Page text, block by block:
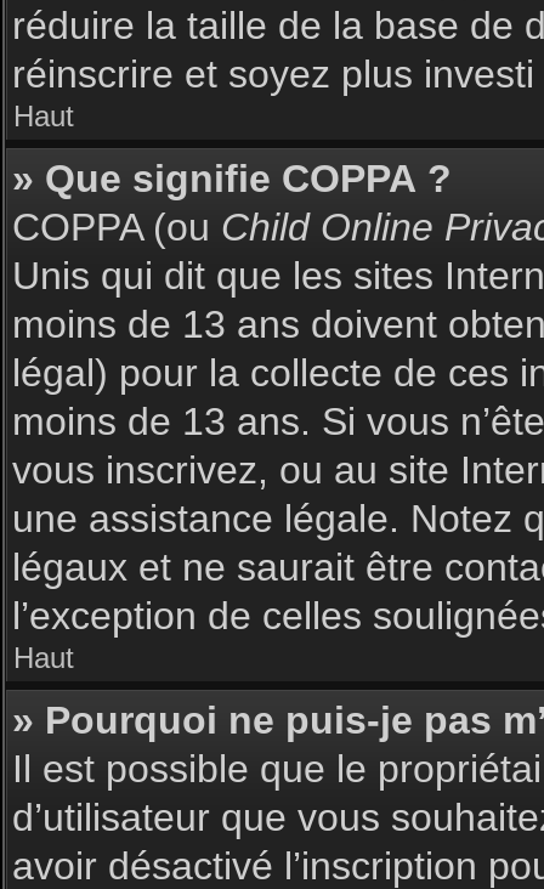
réduire la taille de la base de
réinscrire et soyez plus
Haut
» Que signifie COPPA ?
COPPA (ou Child Online
Unis qui dit que les sites
moins de 13 ans doivent
légal) pour la collecte de ces
moins de 13 ans. Si vous
vous inscrivez, ou au site
une assistance légale. Notez
légaux et ne saurait être
l’exception de celles
Haut
» Pourquoi ne puis-je pas
Il est possible que le
d’utilisateur que vous
avoir désactivé l’inscription